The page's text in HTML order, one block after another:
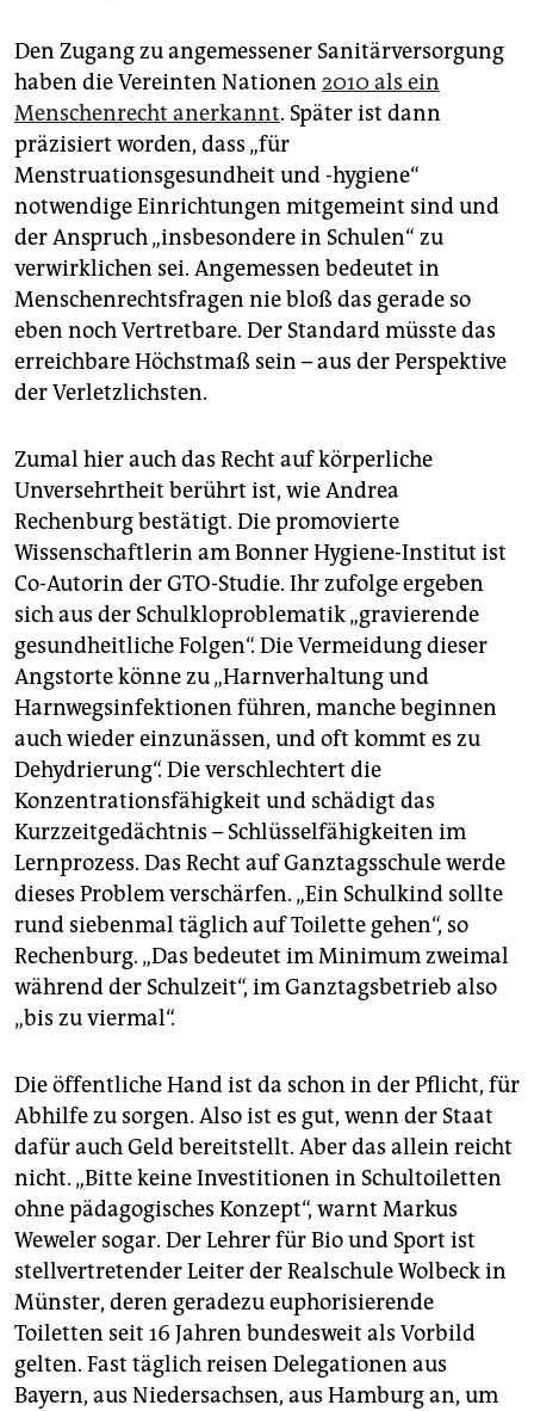
Den Zugang zu angemessener Sanitärversorgung
haben die Vereinten Nationen 2010 als ein
Menschenrecht anerkannt. Später ist dann
präzisiert worden, dass „für
Menstruationsgesundheit und -hygiene“
notwendige Einrichtungen mitgemeint sind und
der Anspruch „insbesondere in Schulen“ zu
verwirklichen sei. Angemessen bedeutet in
Menschenrechtsfragen nie bloß das gerade so
eben noch Vertretbare. Der Standard müsste das
erreichbare Höchstmaß sein – aus der Perspektive
der Verletzlichsten.
Zumal hier auch das Recht auf körperliche
Unversehrtheit berührt ist, wie Andrea
Rechenburg bestätigt. Die promovierte
Wissenschaftlerin am Bonner Hygiene-Institut ist
Co-Autorin der GTO-Studie. Ihr zufolge ergeben
sich aus der Schulkloproblematik „gravierende
gesundheitliche Folgen“. Die Vermeidung dieser
Angstorte könne zu „Harnverhaltung und
Harnwegsinfektionen führen, manche beginnen
auch wieder einzunässen, und oft kommt es zu
Dehydrierung“. Die verschlechtert die
Konzentrationsfähigkeit und schädigt das
Kurzzeitgedächtnis – Schlüsselfähigkeiten im
Lernprozess. Das Recht auf Ganztagsschule werde
dieses Problem verschärfen. „Ein Schulkind sollte
rund siebenmal täglich auf Toilette gehen“, so
Rechenburg. „Das bedeutet im Minimum zweimal
während der Schulzeit“, im Ganztagsbetrieb also
„bis zu viermal“.
Die öffentliche Hand ist da schon in der Pflicht, für
Abhilfe zu sorgen. Also ist es gut, wenn der Staat
dafür auch Geld bereitstellt. Aber das allein reicht
nicht. „Bitte keine Investitionen in Schultoiletten
ohne pädagogisches Konzept“, warnt Markus
Weweler sogar. Der Lehrer für Bio und Sport ist
stellvertretender Leiter der Realschule Wolbeck in
Münster, deren geradezu euphorisierende
Toiletten seit 16 Jahren bundesweit als Vorbild
gelten. Fast täglich reisen Delegationen aus
Bayern, aus Niedersachsen, aus Hamburg an, um